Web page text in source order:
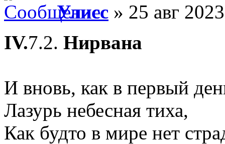
Улисс » 25 авг
IV.7.2. Нирвана
И вновь, как в первый
Лазурь небесная тиха,
Как будто в мире нет